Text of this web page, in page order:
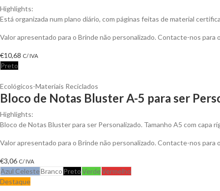
Highlights:
Está organizada num plano diário, com páginas feitas de material
Valor apresentado para o Brinde não personalizado. Contacte-nos
€10,68 C/ IVA
Preto
Ecológicos-Materiais Reciclados
Bloco de Notas Bluster A-5 para ser
Highlights:
Bloco de Notas Bluster para ser Personalizado. Tamanho A5 com capa
Valor apresentado para o Brinde não personalizado. Contacte-nos
€3,06 C/ IVA
Azul CelesteBranco PretoVerdeVermelho
Destaque